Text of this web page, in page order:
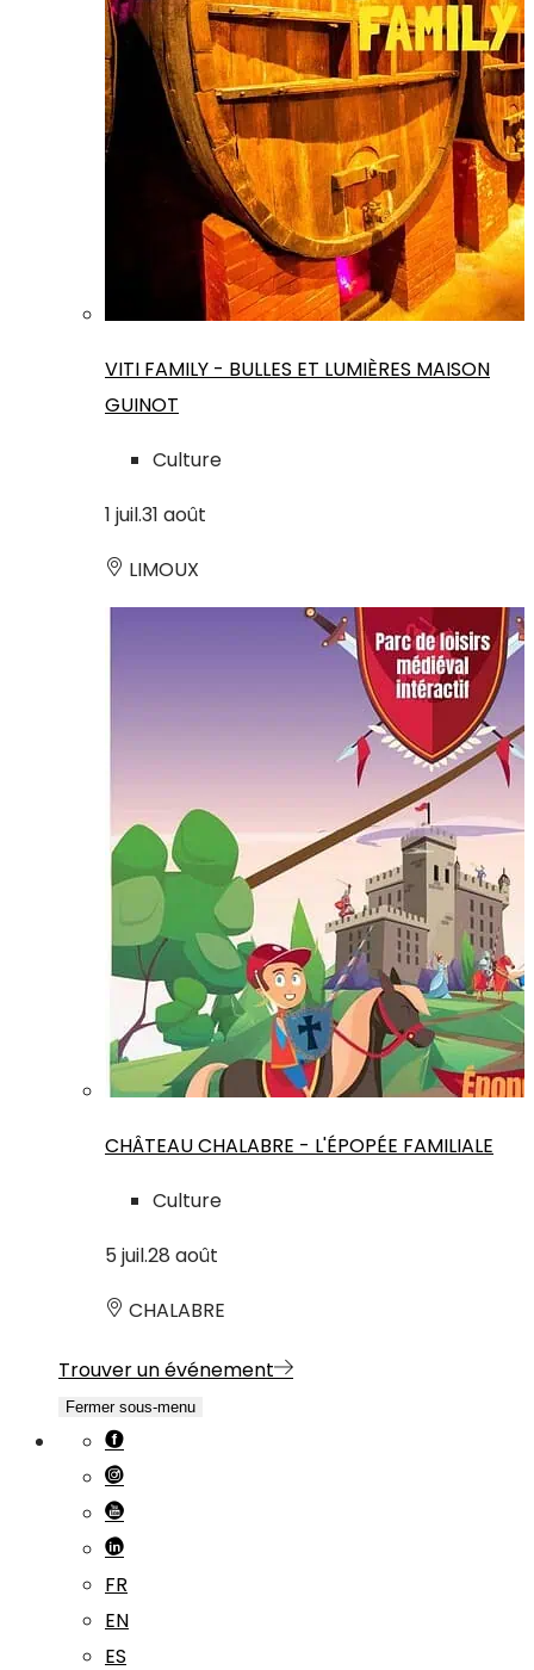
VITI FAMILY - BULLES ET LUMIÈRES MAISON
GUINOT
Culture
1 juil.31 août
LIMOUX
CHÂTEAU CHALABRE - L'ÉPOPÉE FAMILIALE
Culture
5 juil.28 août
CHALABRE
Trouver un événement
Fermer sous-menu
FR
EN
ES